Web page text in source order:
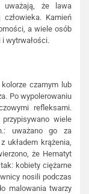
uważają, że lawa
Kamień
a wiele osób
wytrwałości.
czarnym lub
Po wypolerowaniu
refleksami.
wiele
uważano go za
układem krążenia,
że Hematyt
kobiety ciężarne
nosili podczas
malowania twarzy